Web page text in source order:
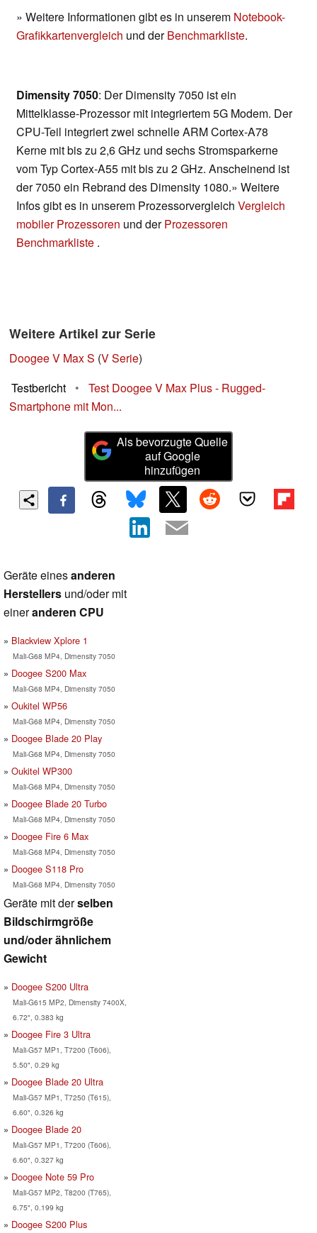
» Weitere Informationen gibt es in unserem Notebook-
Grafikkartenvergleich und derBenchmarkliste.
Dimensity 7050: Der Dimensity 7050 ist ein
Mittelklasse-Prozessor mit integriertem 5G Modem. Der
CPU-Teil integriert zwei schnelle ARM Cortex-A78
Kerne mit bis zu 2,6 GHz und sechs Stromsparkerne
vom Typ Cortex-A55 mit bis zu 2 GHz. Anscheinend ist
der 7050 ein Rebrand des Dimensity 1080.» Weitere
Infos gibt es in unserem Prozessorvergleich Vergleich
mobiler Prozessoren und derProzessoren
Benchmarkliste .
Weitere Artikel zur Serie
Doogee V Max S (V Serie)
Testbericht
•
Test Doogee V Max Plus - Rugged-
Smartphone mit Mon...
Als bevorzugte Quelle
auf Google
hinzufügen
Geräte einesanderen
Herstellers und/oder mit
eineranderen CPU
Blackview Xplore 1
Mali-G68 MP4, Dimensity 7050
Doogee S200 Max
Mali-G68 MP4, Dimensity 7050
Oukitel WP56
Mali-G68 MP4, Dimensity 7050
Doogee Blade 20 Play
Mali-G68 MP4, Dimensity 7050
Oukitel WP300
Mali-G68 MP4, Dimensity 7050
Doogee Blade 20 Turbo
Mali-G68 MP4, Dimensity 7050
Doogee Fire 6 Max
Mali-G68 MP4, Dimensity 7050
Doogee S118 Pro
Mali-G68 MP4, Dimensity 7050
Geräte mit derselben
Bildschirmgröße
und/oder ähnlichem
Gewicht
Doogee S200 Ultra
Mali-G615 MP2, Dimensity 7400X,
6.72", 0.383 kg
Doogee Fire 3 Ultra
Mali-G57 MP1, T7200 (T606),
5.50", 0.29 kg
Doogee Blade 20 Ultra
Mali-G57 MP1, T7250 (T615),
6.60", 0.326 kg
Doogee Blade 20
Mali-G57 MP1, T7200 (T606),
6.60", 0.327 kg
Doogee Note 59 Pro
Mali-G57 MP2, T8200 (T765),
6.75", 0.199 kg
Doogee S200 Plus